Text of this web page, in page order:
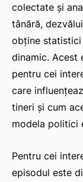
colectate și
tânără,
obține
dinamic. Acest
pentru cei
care
tineri și cum
modela politici
Pentru cei
episodul este